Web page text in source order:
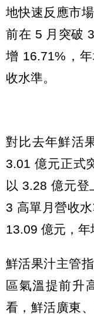
地快速反應市
前在 5 月突破
增 16.71%，
收水準。
對比去年鮮活
3.01 億元正式
以 3.28 億元
3 高單月營收
13.09 億元，年
鮮活果汁主管
區氣溫提前升
看，鮮活廣東